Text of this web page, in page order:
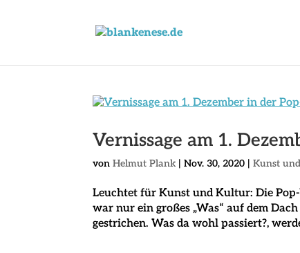
Vernissage am 1.
vonHelmut Plank |Nov. 30, 2020 |Kunst
Leuchtet für Kunst und Kultur: Die
war nur ein großes „Was“ auf dem
gestrichen. Was da wohl passiert?,